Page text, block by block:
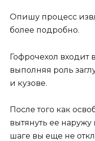
Опишу процесс
более подробно.
Гофрочехол входит
выполняя роль
и кузове.
После того как
вытянуть ее наружу
шаге вы еще не